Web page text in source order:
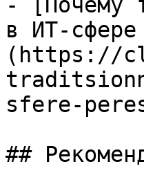
в ИТ-сфере
(https://
sfere-
##